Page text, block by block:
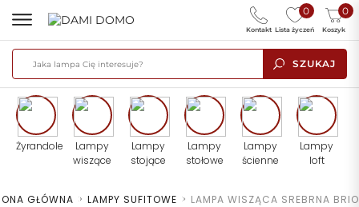
SZUKAJ
0
Lista życzeń
0
Koszyk
Kontakt
Żyrandole
Lampy
wiszące
Lampy
stojące
Lampy
stołowe
Lampy
ścienne
Lampy
loft
GŁÓWNA > LAMPY SUFITOWE > LAMPA WISZĄCA SREBRNA BRIO